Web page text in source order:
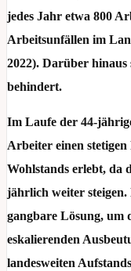
jedes Jahr etwa 800
Arbeitsunfällen im
2022). Darüber
behindert.
Im Laufe der 44-
Arbeiter einen
Wohlstands erlebt, da
jährlich weiter steigen.
gangbare Lösung, um
eskalierenden
landesweiten